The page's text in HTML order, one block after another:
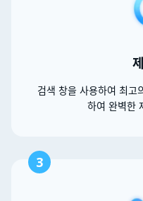
검색 창을 사용하여 최고
하여 완벽한
3